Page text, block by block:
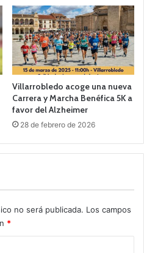
Villarrobledo acoge una nueva
Carrera y Marcha Benéfica 5K a
favor del Alzheimer
28 de febrero de 2026
no será publicada. Los campos
*